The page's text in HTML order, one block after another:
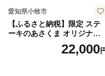
愛知県小牧市
【ふるさと納税】限定 ステ
ーキのあさくま オリジナル
お食事券 6000円 お好きなメ
ニュー 好きなだけ コーンス
22,000